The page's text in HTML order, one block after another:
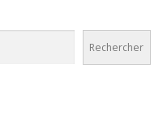
Rechercher